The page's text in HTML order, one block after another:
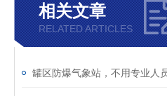
相关文章
RELATED ARTICLES